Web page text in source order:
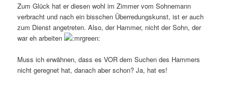
Zum Glück hat er diesen wohl im Zimmer vom Sohnemann
verbracht und nach ein bisschen Überredungskunst, ist er auch
zum Dienst angetreten. Also, der Hammer, nicht der Sohn, der
war eh arbeiten
Muss ich erwähnen, dass es VOR dem Suchen des Hammers
nicht geregnet hat, danach aber schon? Ja, hat es!